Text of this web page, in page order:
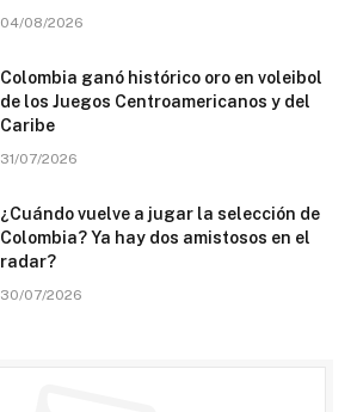
04/08/2026
Colombia ganó histórico oro en voleibol
de los Juegos Centroamericanos y del
Caribe
31/07/2026
¿Cuándo vuelve a jugar la selección de
Colombia? Ya hay dos amistosos en el
radar?
30/07/2026